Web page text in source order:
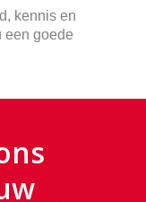
kennis en
een goede